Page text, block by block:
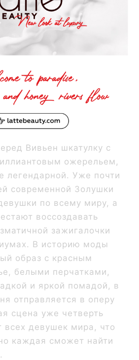
Вивьен шкатулку с
ожерельем,
легендарной. Уже почти
современной Золушки
по всему миру, а
воссоздавать
зажигалочки
В историю моды
образ с красным
белыми перчатками,
и яркой помадой, в
отправляется в оперу
сцена уже четверть
всех девушек мира, что
каждая сможет найти